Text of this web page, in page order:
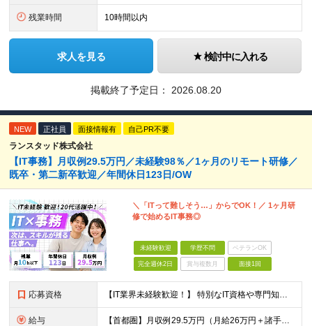
残業時間 10時間以内
求人を見る 検討中に入れる
掲載終了予定日： 2026.08.20
NEW 正社員 面接情報有 自己PR不要
ランスタッド株式会社
【IT事務】月収例29.5万円／未経験98％／1ヶ月のリモート研修／
既卒・第二新卒歓迎／年間休日123日/OW
＼「ITって難しそう…」からでOK！／ 1ヶ月研
修で始めるIT事務◎
未経験歓迎 学歴不問 ベテランOK
完全週休2日 賞与複数月 面接1回
応募資格 【IT業界未経験歓迎！】 特別なIT資格や専門知識は必要ありません。 ・学歴不問（文系・理系不問） ・第二新卒、既卒の方も歓迎 ・20代を中心に幅広い年代が活躍中 ・基本的なPC操作ができる方 ・タ
給与 【首都圏】月収例29.5万円（月給26万円＋諸手当） 【東海・関西】月収例28.5万円（月給25万円＋諸手当） 【九州】月収例26万円（月給23万円＋諸手当） ※経験・スキル・前職給与を踏まえ、総合